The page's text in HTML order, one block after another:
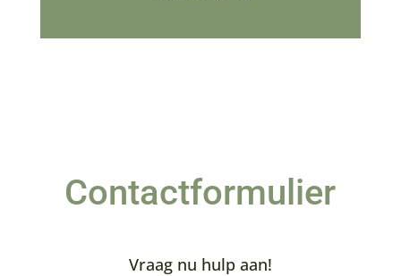
Contactformulier
Vraag nu hulp aan!